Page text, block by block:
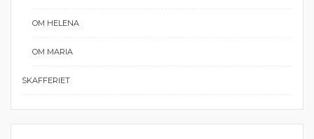
OM HELENA
OM MARIA
SKAFFERIET